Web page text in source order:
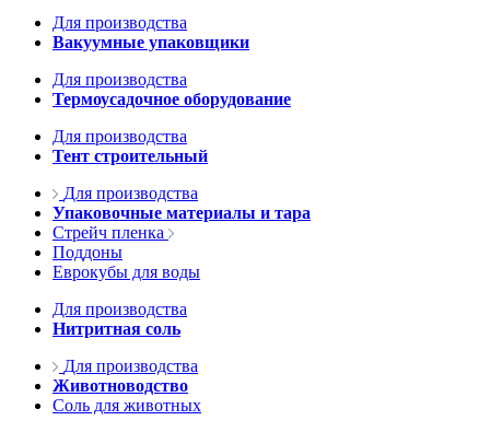
Для производства
Вакуумные упаковщики
Для производства
Термоусадочное оборудование
Для производства
Тент строительный
Для производства
Упаковочные материалы и тара
Стрейч пленка
Поддоны
Еврокубы для воды
Для производства
Нитритная соль
Для производства
Животноводство
Соль для животных